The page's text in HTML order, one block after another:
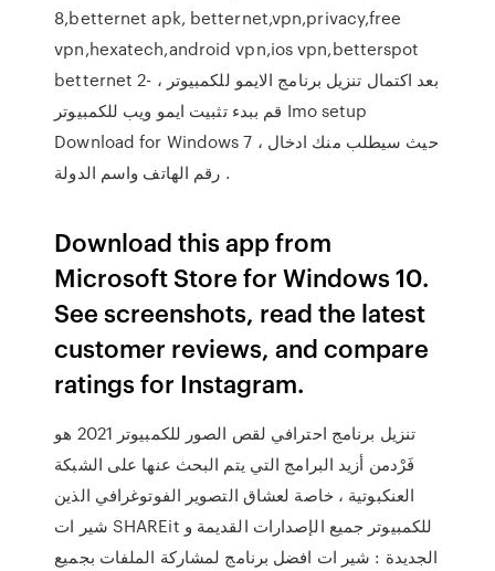
8,betternet apk, betternet,vpn,privacy,free
vpn,hexatech,android vpn,ios vpn,betterspot
betternet 2- بعد اكتمال تنزيل برنامج الايمو للكمبيوتر ،
قم ببدء تثبيت ايمو ويب للكمبيوتر Imo setup
Download for Windows 7 ، حيث سيطلب منك ادخال
رقم الهاتف واسم الدولة .
Download this app from
Microsoft Store for Windows 10.
See screenshots, read the latest
customer reviews, and compare
ratings for Instagram.
تنزيل برنامج احترافي لقص الصور للكمبيوتر 2021 هو
فَرْدمن أزيد البرامج التي يتم البحث عنها على الشبكة
العنكبوتية ، خاصة لعشاق التصوير الفوتوغرافي الذين
شير ات SHAREit للكمبيوتر جميع الإصدارات القديمة و
الجديدة : شير ات افضل برنامج لمشاركة الملفات بجميع